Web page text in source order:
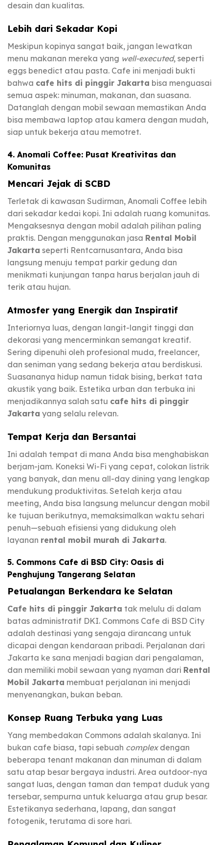
desain dan kualitas.
Lebih dari Sekadar Kopi
Meskipun kopinya sangat baik, jangan lewatkan
menu makanan mereka yang well-executed, seperti
eggs benedict atau pasta. Cafe ini menjadi bukti
bahwa cafe hits di pinggir Jakarta bisa menguasai
semua aspek: minuman, makanan, dan suasana.
Datanglah dengan mobil sewaan memastikan Anda
bisa membawa laptop atau kamera dengan mudah,
siap untuk bekerja atau memotret.
4. Anomali Coffee: Pusat Kreativitas dan
Komunitas
Mencari Jejak di SCBD
Terletak di kawasan Sudirman, Anomali Coffee lebih
dari sekadar kedai kopi. Ini adalah ruang komunitas.
Mengaksesnya dengan mobil adalah pilihan paling
praktis. Dengan menggunakan jasa Rental Mobil
Jakarta seperti Rentcarnusantara, Anda bisa
langsung menuju tempat parkir gedung dan
menikmati kunjungan tanpa harus berjalan jauh di
terik atau hujan.
Atmosfer yang Energik dan Inspiratif
Interiornya luas, dengan langit-langit tinggi dan
dekorasi yang mencerminkan semangat kreatif.
Sering dipenuhi oleh profesional muda, freelancer,
dan seniman yang sedang bekerja atau berdiskusi.
Suasananya hidup namun tidak bising, berkat tata
akustik yang baik. Estetika urban dan terbuka ini
menjadikannya salah satu cafe hits di pinggir
Jakarta yang selalu relevan.
Tempat Kerja dan Bersantai
Ini adalah tempat di mana Anda bisa menghabiskan
berjam-jam. Koneksi Wi-Fi yang cepat, colokan listrik
yang banyak, dan menu all-day dining yang lengkap
mendukung produktivitas. Setelah kerja atau
meeting, Anda bisa langsung meluncur dengan mobil
ke tujuan berikutnya, memaksimalkan waktu sehari
penuh—sebuah efisiensi yang didukung oleh
layanan rental mobil murah di Jakarta.
5. Commons Cafe di BSD City: Oasis di
Penghujung Tangerang Selatan
Petualangan Berkendara ke Selatan
Cafe hits di pinggir Jakarta tak melulu di dalam
batas administratif DKI. Commons Cafe di BSD City
adalah destinasi yang sengaja dirancang untuk
dicapai dengan kendaraan pribadi. Perjalanan dari
Jakarta ke sana menjadi bagian dari pengalaman,
dan memiliki mobil sewaan yang nyaman dari Rental
Mobil Jakarta membuat perjalanan ini menjadi
menyenangkan, bukan beban.
Konsep Ruang Terbuka yang Luas
Yang membedakan Commons adalah skalanya. Ini
bukan cafe biasa, tapi sebuah complexdengan
beberapa tenant makanan dan minuman di dalam
satu atap besar bergaya industri. Area outdoor-nya
sangat luas, dengan taman dan tempat duduk yang
tersebar, sempurna untuk keluarga atau grup besar.
Estetikanya sederhana, lapang, dan sangat
fotogenik, terutama di sore hari.